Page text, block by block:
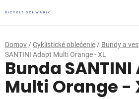
na
obsah
Domov / Cyklistické oblečenie / Bundy a
SANTINI Adapt Multi Orange - XL
Bunda
Multi Orange -